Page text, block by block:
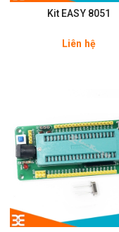
Kit EASY 8051
Liên hệ